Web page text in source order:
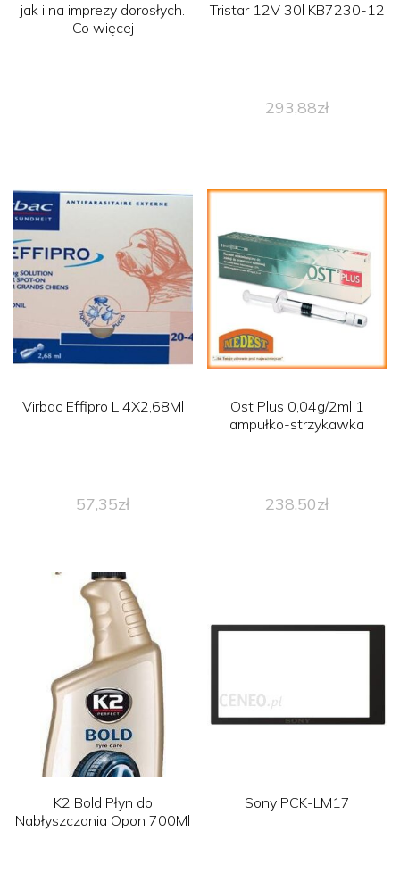
jak i na imprezy dorosłych.
Co więcej
Tristar 12V 30l KB7230-12
293,88zł
Virbac Effipro L 4X2,68Ml
57,35zł
Ost Plus 0,04g/2ml 1
ampułko-strzykawka
238,50zł
K2 Bold Płyn do
Nabłyszczania Opon 700Ml
Sony PCK-LM17